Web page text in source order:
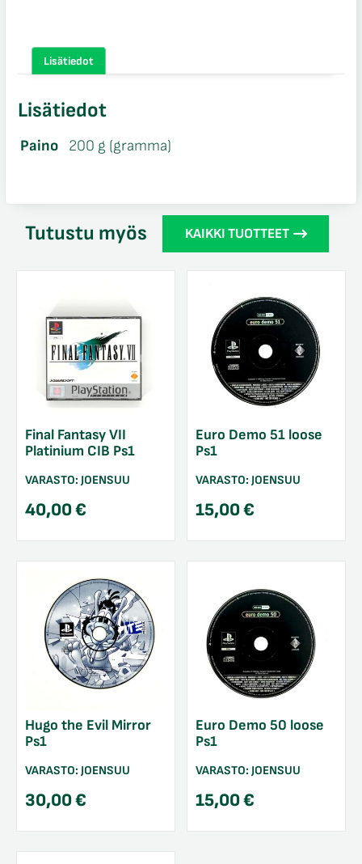
Lisätiedot
Lisätiedot
Paino 200 g (gramma)
Tutustu myös KAIKKI TUOTTEET
Final Fantasy VII
Platinium CIB Ps1
VARASTO: JOENSUU
40,00€
Euro Demo 51 loose
Ps1
VARASTO: JOENSUU
15,00€
Hugo the Evil Mirror
Ps1
VARASTO: JOENSUU
30,00€
Euro Demo 50 loose
Ps1
VARASTO: JOENSUU
15,00€